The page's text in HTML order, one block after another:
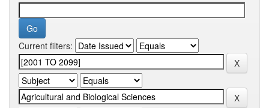
Current filters: